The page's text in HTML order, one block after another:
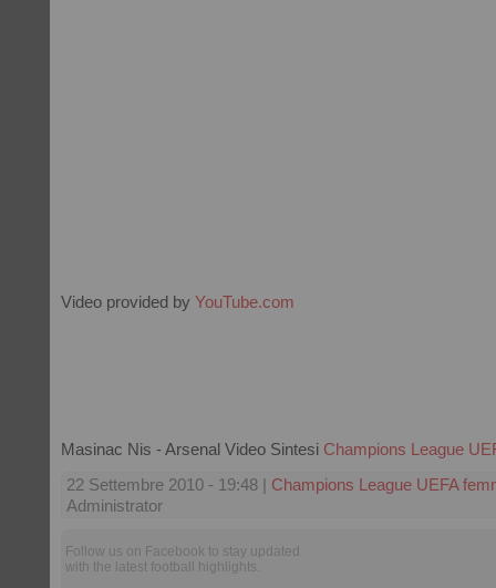
Video provided by YouTube.com
Masinac Nis - Arsenal Video Sintesi Champions League
22 Settembre 2010 - 19:48 | Champions League UEFA
Administrator
Follow us on Facebook to stay updated
with the latest football highlights.